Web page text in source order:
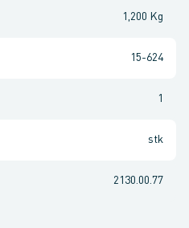
1,200 Kg
15-624
1
stk
2130.00.77